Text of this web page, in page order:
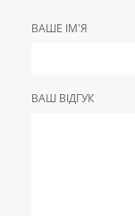
ВАШЕ ІМ'Я
ВАШ ВІДГУК